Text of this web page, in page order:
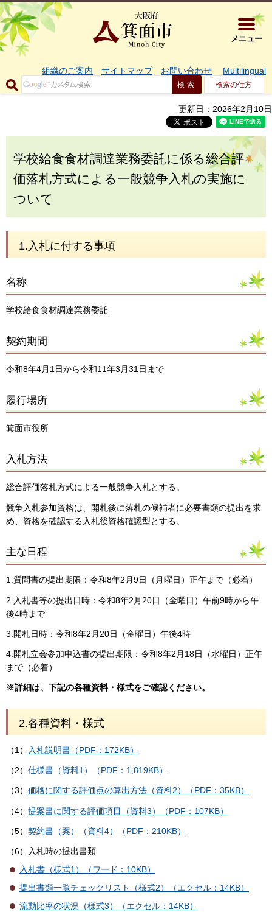
大阪府箕
メニュー
組織のご案内 サイトマップ お問い合わせ Multilingual
検索の仕方
更新日：2026年2月10日
学校給食食材調達業務委託に係る総合評
価落札方式による一般競争入札の実施に
ついて
1.入札に付する事項
名称
学校給食食材調達業務委託
契約期間
令和8年4月1日から令和11年3月31日まで
履行場所
箕面市役所
入札方法
総合評価落札方式による一般競争入札とする。
競争入札参加資格は、開札後に落札の候補者に必要書類の提出を求
め、資格を確認する入札後資格確認型とする。
主な日程
1.質問書の提出期限：令和8年2月9日（月曜日）正午まで（必着）
2.入札書等の提出日時：令和8年2月20日（金曜日）午前9時から午
後4時まで
3.開札日時：令和8年2月20日（金曜日）午後4時
4.開札立会参加申込書の提出期限：令和8年2月18日（水曜日）正午
まで（必着）
※詳細は、下記の各種資料・様式をご確認ください。
2.各種資料・様式
（1） 入札説明書（PDF：172KB）
（2） 仕様書（資料1）（PDF：1,819KB）
（3） 価格に関する評価点の算出方法（資料2）（PDF：35KB）
（4） 提案書に関する評価項目（資料3）（PDF：107KB）
（5） 契約書（案）（資料4）（PDF：210KB）
（6）入札時の提出書類
入札書（様式1）（ワード：10KB）
提出書類一覧チェックリスト（様式2）（エクセル：14KB）
流動比率の状況（様式3）（エクセル：14KB）